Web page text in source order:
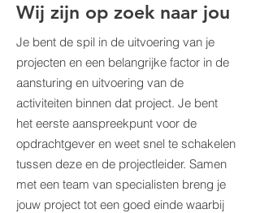
Wij zijn op zoek naar jou
Je bent de spil in de uitvoering van je
projecten en een belangrijke factor in de
aansturing en uitvoering van de
activiteiten binnen dat project. Je bent
het eerste aanspreekpunt voor de
opdrachtgever en weet snel te schakelen
tussen deze en de projectleider. Samen
met een team van specialisten breng je
jouw project tot een goed einde waarbij